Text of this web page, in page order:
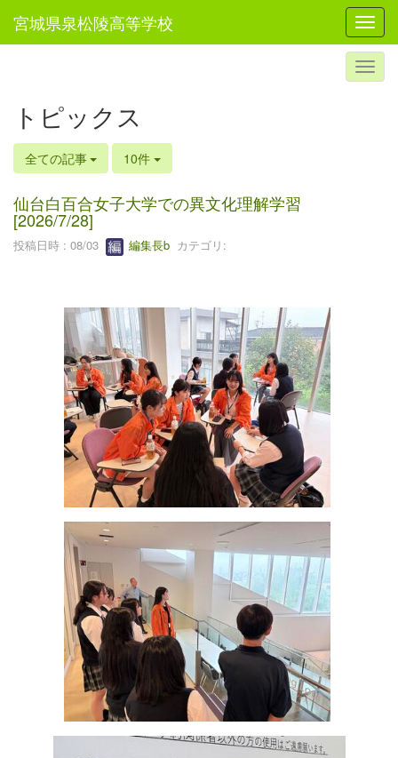
宮城県泉松陵高等学校
トピックス
全ての記事 10件
仙台白百合女子大学での異文化理解学習
[2026/7/28]
投稿日時 : 08/03 編集長b カテゴリ: